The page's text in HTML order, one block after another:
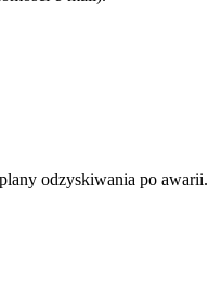
odzyskiwania po awarii.